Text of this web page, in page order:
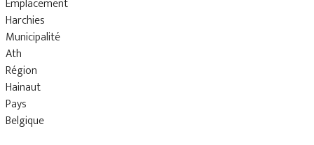
Harchies
Municipalité
Ath
Région
Hainaut
Pays
Belgique